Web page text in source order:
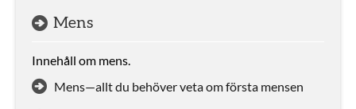
Mens
Innehåll om mens.
Mens—allt du behöver veta om första mensen